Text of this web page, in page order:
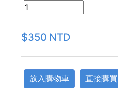
$350 NTD
放入購物車 直接購買